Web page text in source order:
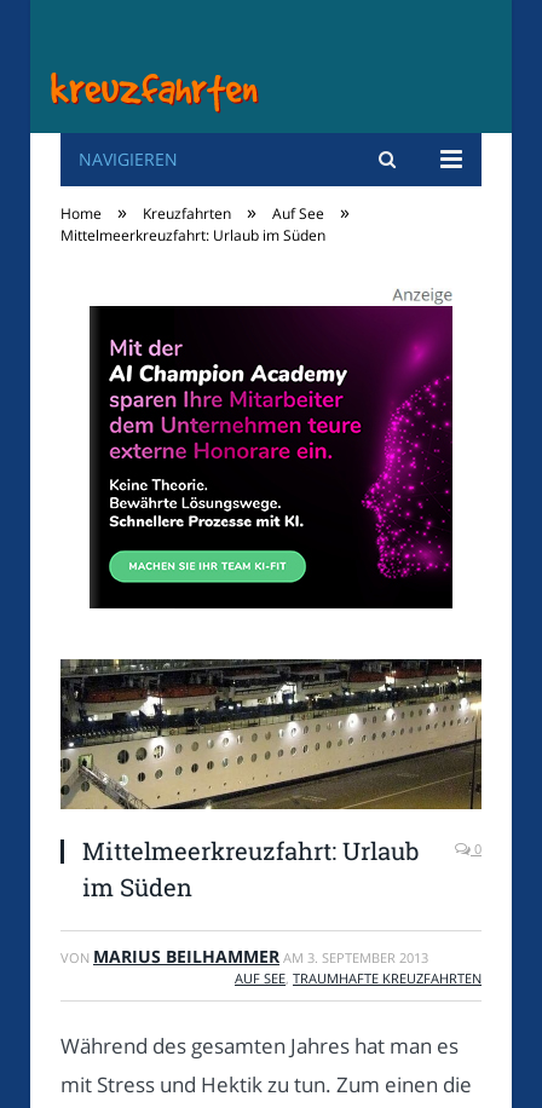
Kreuzfahrten
NAVIGIEREN
Home » Kreuzfahrten » Auf See »
Mittelmeerkreuzfahrt: Urlaub im Süden
Mittelmeerkreuzfahrt: Urlaub
im Süden
0
VON MARIUS BEILHAMMER AM 3. SEPTEMBER 2013
AUF SEE, TRAUMHAFTE KREUZFAHRTEN
Während des gesamten Jahres hat man es
mit Stress und Hektik zu tun. Zum einen die